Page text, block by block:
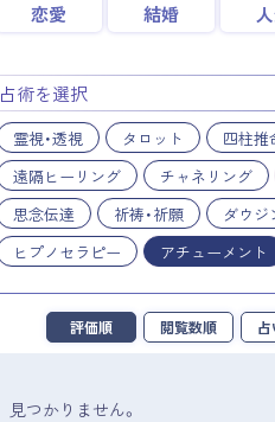
恋愛 結婚
占術を選択
霊視・透視 タロット 四柱推
遠隔ヒーリング
チャネリング
思念伝達
祈祷・祈願 ダウジ
ヒプノセラピー
アチューメント
評価順 閲覧数順
見つかりません。